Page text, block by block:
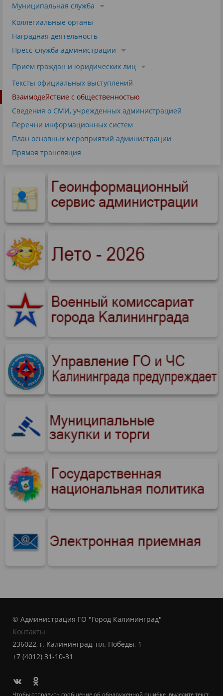
Муниципальная служба
Коллегиальные органы
Наградная деятельность
Пресс-служба администрации
Прием граждан и юридических лиц
Тексты официальных выступлений
Взаимодействие с общественностью
Сведения о СМИ, учрежденных администрацией
Перечни информационных систем
План основных мероприятий администрации
Прямая трансляция
© Администрация ГО "Город Калининград"
Контакты
236022, г. Калининград, пл. Победы, 1
+7 (4012) 31-10-31
Чтобы отправить сообщение об обнаруженной ошибке, выделите текст